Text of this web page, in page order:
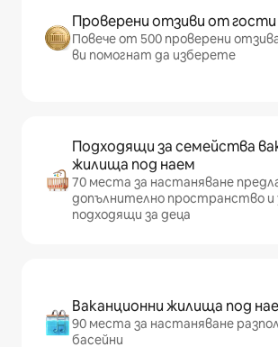
Проверени отзиви от гости
Повече от 500 проверени
ви помогнат да изберете
Подходящи за семейства
жилища под наем
70 места за настаняване
допълнително пространство и
подходящи за деца
Ваканционни жилища под
90 места за настаняване
басейни